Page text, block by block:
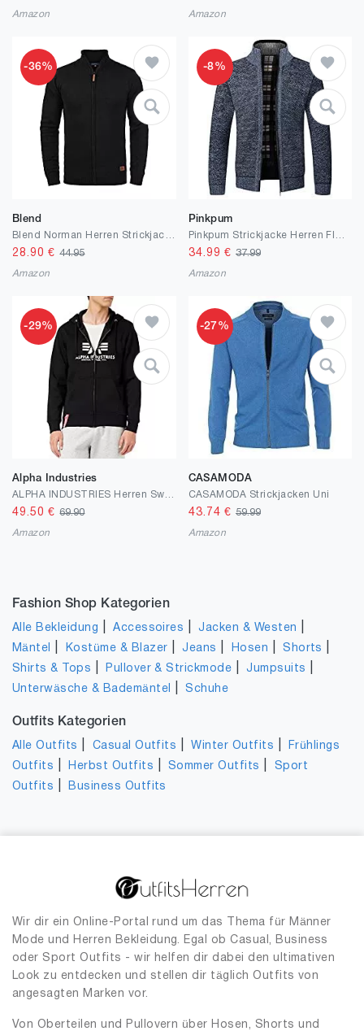
Amazon Amazon
-36%
Blend
28.90 €44.95
Amazon
-8%
Pinkpum
34.99 € 37.99
Amazon
-29%
Alpha Industries
49.50 €69.90
Amazon
-27%
CASAMODA
CASAMODA Strickjacken Uni
43.74 € 59.99
Amazon
Fashion Shop Kategorien
Alle Bekleidung |Accessoires |Jacken & Westen
Mäntel Kostüme & Blazer |Jeans Hosen |Shorts
Shirts & Tops Pullover & Strickmode |Jumpsuits
Unterwäsche & Bademäntel |Schuhe
Outfits Kategorien
Alle Outfits Casual Outfits |Winter Outfits
Frühlings
Outfits
Herbst Outfits Sommer Outfits
Sport
Outfits
Business Outfits
Wir dir ein Online-Portal rund um das Thema für Männer
Mode und Herren Bekleidung. Egal ob Casual, Business
oder Sport Outfits - wir helfen dir dabei den ultimativen
Look zu entdecken und stellen dir täglich Outfits von
angesagten Marken vor.
Von Oberteilen und Pullovern über Hosen, Shorts und